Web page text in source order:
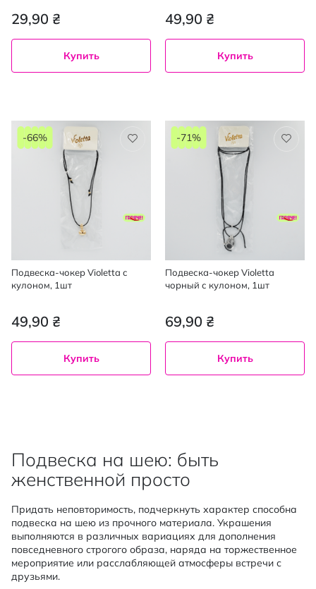
29,90 ₴
Купить
49,90 ₴
Купить
Подвеска-чокер Violetta с
кулоном, 1шт
49,90 ₴
-66%
Купить
Подвеска-чокер Violetta
чорный с кулоном, 1шт
69,90 ₴
-71%
Купить
Подвеска на шею: быть
женственной просто
Придать неповторимость, подчеркнуть характер способна
подвеска на шею из прочного материала. Украшения
выполняются в различных вариациях для дополнения
повседневного строгого образа, наряда на торжественное
мероприятие или расслабляющей атмосферы встречи с
друзьями.